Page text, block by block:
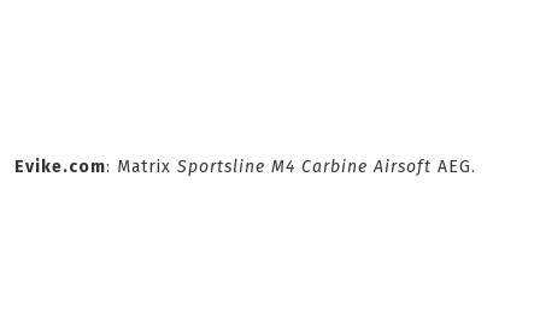
Evike.com: Matrix Sportsline M4 Carbine Airsoft AEG.